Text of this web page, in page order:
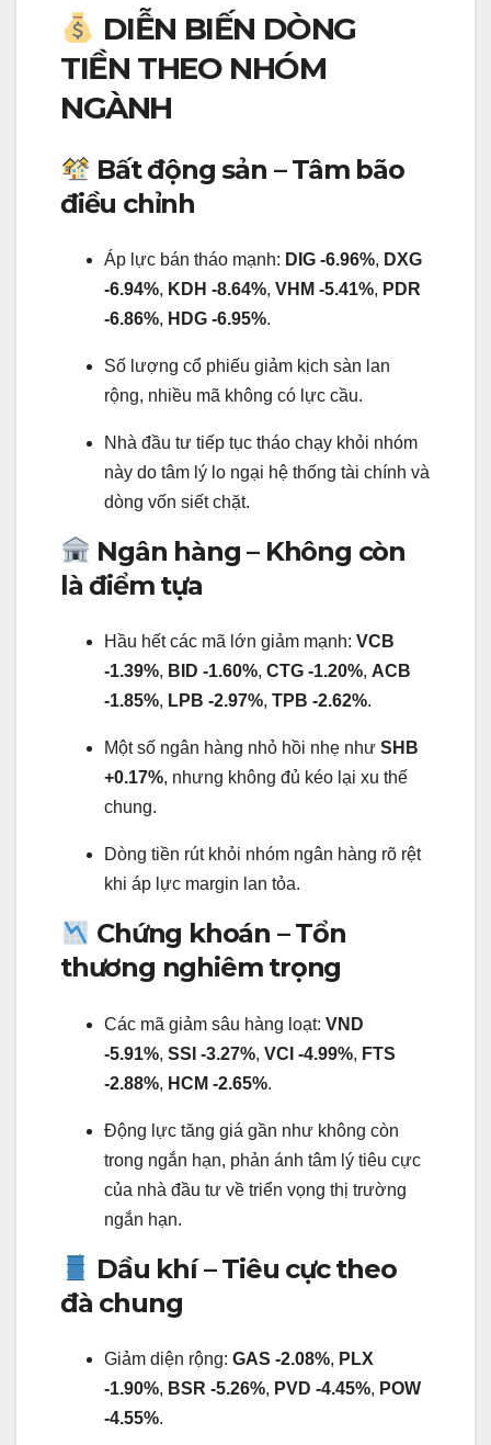
DIỄN BIẾN DÒNG
TIỀN THEO NHÓM
NGÀNH
Bất động sản – Tâm bão
điều chỉnh
Áp lực bán tháo mạnh: DIG -6.96%, DXG
-6.94%, KDH -8.64%, VHM -5.41%, PDR
-6.86%, HDG -6.95%.
Số lượng cổ phiếu giảm kịch sàn lan
rộng, nhiều mã không có lực cầu.
Nhà đầu tư tiếp tục tháo chạy khỏi nhóm
này do tâm lý lo ngại hệ thống tài chính và
dòng vốn siết chặt.
Ngân hàng – Không còn
là điểm tựa
Hầu hết các mã lớn giảm mạnh: VCB
-1.39%, BID -1.60%, CTG -1.20%, ACB
-1.85%, LPB -2.97%, TPB -2.62%.
Một số ngân hàng nhỏ hồi nhẹ như SHB
+0.17%, nhưng không đủ kéo lại xu thế
chung.
Dòng tiền rút khỏi nhóm ngân hàng rõ rệt
khi áp lực margin lan tỏa.
Chứng khoán – Tổn
thương nghiêm trọng
Các mã giảm sâu hàng loạt: VND
-5.91%, SSI -3.27%, VCI -4.99%, FTS
-2.88%, HCM -2.65%.
Động lực tăng giá gần như không còn
trong ngắn hạn, phản ánh tâm lý tiêu cực
của nhà đầu tư về triển vọng thị trường
ngắn hạn.
Dầu khí – Tiêu cực theo
đà chung
Giảm diện rộng: GAS -2.08%, PLX
-1.90%, BSR -5.26%, PVD -4.45%, POW
-4.55%.